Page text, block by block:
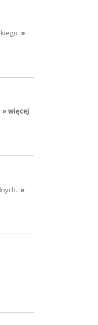
»
» więcej
»